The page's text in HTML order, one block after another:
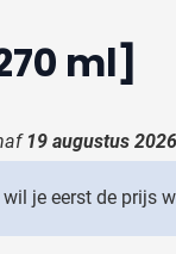
submenu voor
submenu voor
submenu voor
submenu voor
ml]
19 augustus 2026
je eerst de prijs